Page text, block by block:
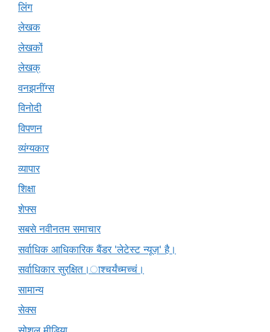
लिंग
लेखक
लेखकों
लेखक्
वनझनींग्स
विनोदी
विपणन
व्यंग्यकार
व्यापार
शिक्षा
शेफ्स
सबसे नवीनतम समाचार
सर्वाधिक आधिकारिक बैंडर 'लेटेस्ट न्यूज़' है।
सर्वाधिकार सुरक्षित।ाश्चर्यंच्मच्चं।
सामान्य
सेक्स